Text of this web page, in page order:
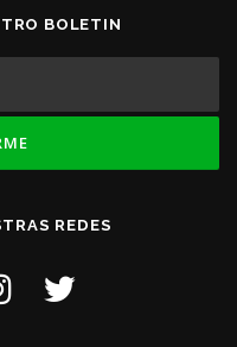
BOLETIN
REDES